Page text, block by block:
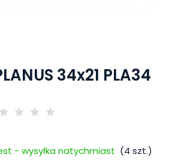
34x21 PLA34
- wysyłka natychmiast (4 szt.)